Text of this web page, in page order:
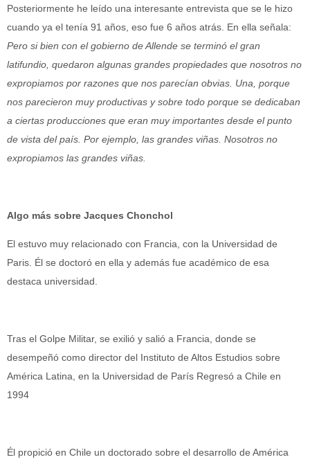
Posteriormente he leído una interesante entrevista que se le hizo
cuando ya el tenía 91 años, eso fue 6 años atrás. En ella señala:
Pero si bien con el gobierno de Allende se terminó el gran
latifundio, quedaron algunas grandes propiedades que nosotros no
expropiamos por razones que nos parecían obvias. Una, porque
nos parecieron muy productivas y sobre todo porque se dedicaban
a ciertas producciones que eran muy importantes desde el punto
de vista del país. Por ejemplo, las grandes viñas. Nosotros no
expropiamos las grandes viñas.
Algo más sobre Jacques Chonchol
El estuvo muy relacionado con Francia, con la Universidad de
Paris. Él se doctoró en ella y además fue académico de esa
destaca universidad.
Tras el Golpe Militar, se exilió y salió a Francia, donde se
desempeñó como director del Instituto de Altos Estudios sobre
América Latina, en la Universidad de París Regresó a Chile en
1994
Él propició en Chile un doctorado sobre el desarrollo de América